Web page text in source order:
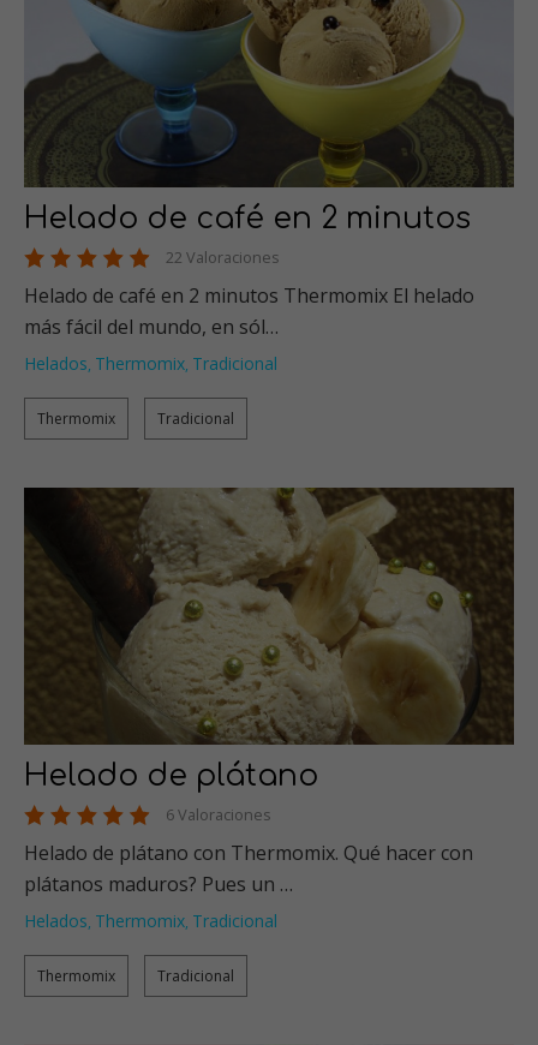
Helado de café en 2 minutos
22 Valoraciones
Helado de café en 2 minutos Thermomix El helado
más fácil del mundo, en sól…
Helados, Thermomix, Tradicional
Thermomix Tradicional
Helado de plátano
6 Valoraciones
Helado de plátano con Thermomix. Qué hacer con
plátanos maduros? Pues un …
Helados, Thermomix, Tradicional
Thermomix Tradicional